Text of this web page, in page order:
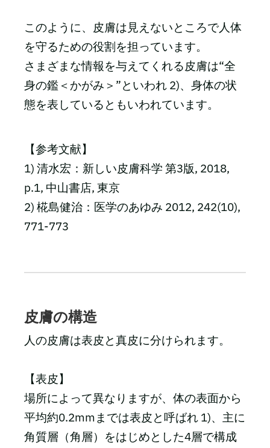
このように、皮膚は見えないところで人体
を守るための役割を担っています。
さまざまな情報を与えてくれる皮膚は“全
身の鑑＜かがみ＞”といわれ 2)、身体の状
態を表しているともいわれています。
【参考文献】
1) 清水宏：新しい皮膚科学 第3版, 2018,
p.1, 中山書店, 東京
2) 椛島健治：医学のあゆみ 2012, 242(10),
771-773
皮膚の構造
人の皮膚は表皮と真皮に分けられます。
【表皮】
場所によって異なりますが、体の表面から
平均約0.2mmまでは表皮と呼ばれ 1)、主に
角質層（角層）をはじめとした4層で構成